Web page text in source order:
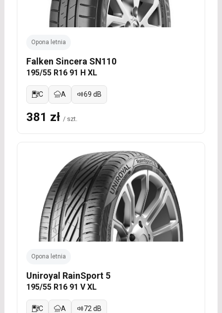
Opona letnia
Falken Sincera SN110
195/55 R16 91 H XL
C A 69 dB
381 zł / szt.
Opona letnia
Uniroyal RainSport 5
195/55 R16 91 V XL
C A 72 dB